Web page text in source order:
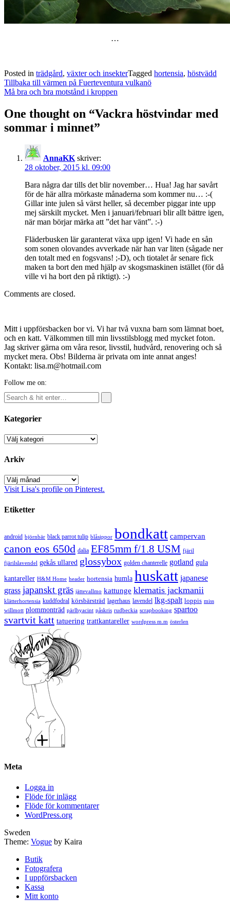
…
Posted in trädgård, växter och insekterTagged hortensia, höstvädd
Post
navigation
Tillbaka till värmen på Fuerteventura vulkanö
Må bra och bra motstånd i kroppen
One thought on “Vackra höstvindar med
sommar i minnet”
AnnaKK skriver:
28 oktober, 2015 kl. 09:00
Bara några dar tills det blir november… Hua! Jag har savårt
för de här allra mörkaste månaderna som kommer nu… :-(
Gillar inte julen så värst heller, så december piggar inte upp
mej särskilt mycket. Men i januari/februari blir allt bättre igen,
när man börjar märka att ”det har vänt”. :-)
Fläderbusken lär garanterat växa upp igen! Vi hade en sån
som sonen olovandes avverkade när han var liten (sågade ner
den totalt med en fogsvans! ;-D), och tiotalet år senare fick
maken ta bort den med hjälp av skogsmaskinen istället (för då
ville vi ha bort den på riktigt). :-)
Comments are closed.
Mitt i uppförsbacken bor vi. Vi har två vuxna barn som lämnat boet,
och en katt. Välkommen till min livsstilsblogg med mycket foton.
Jag skriver gärna om våra resor, livsstil, hudvård, renovering och så
mycket mera. Obs! Bilderna är privata om inte annat anges!
Kontakt: lisa.m@hotmail.com
Follow me on:
Kategorier
Kategorier
Arkiv
Arkiv
Visit Lisa's profile on Pinterest.
Etiketter
android björnbär black parrot tulip blåsippor bondkatt campervan
canon eos 650d dalia EF85mm f/1.8 USM fjäril
fjärilslavendel gekås ullared glossybox golden chanterelle gotland gula
kantareller H&M Home header hortensia humla huskatt japanese
grass japanskt gräs jättevallmo kattunge klematis jackmanii
klätterhortensia kuddfodral körsbärsträd lagerhaus lavendel lkg-spalt loppis miss
willmott plommonträd pärlhyacint påskris rudbeckia scrapbooking spartoo
svartvit katt tatuering trattkantareller wordpress m.m österlen
Meta
Logga in
Flöde för inlägg
Flöde för kommentarer
WordPress.org
Sweden
Theme: Vogue by Kaira
Butik
Fotografera
I uppförsbacken
Kassa
Mitt konto